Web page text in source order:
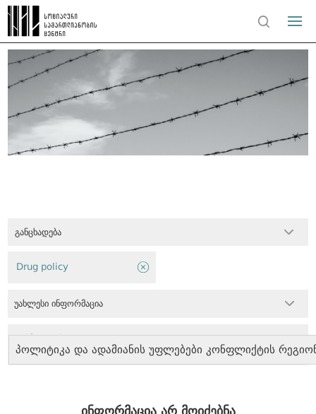
განცხადება
პოლიტიკა და ადამიანის უფლებები კონფლიქტის
Drug policy
უახლესი ინფორმაცია
ინფორმაცია არ მოიძებნა